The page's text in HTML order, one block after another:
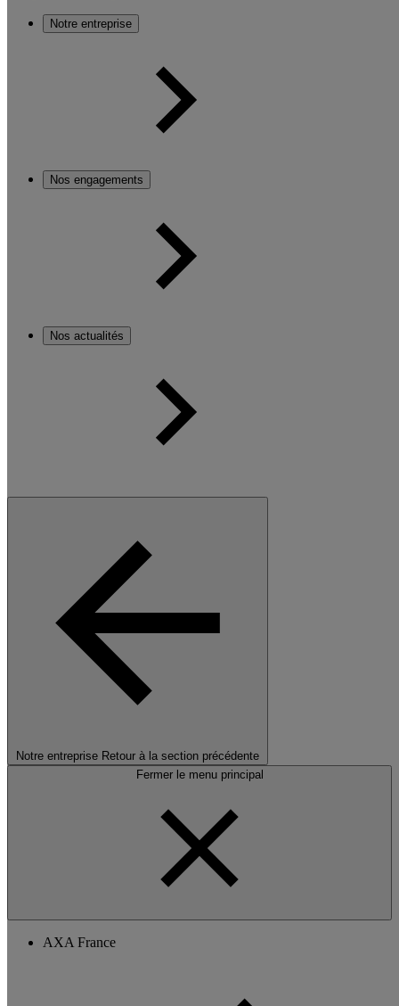
Notre entreprise
Nos engagements
Nos actualités
Notre entreprise Retour à la section précédente
Fermer le menu principal
AXA France